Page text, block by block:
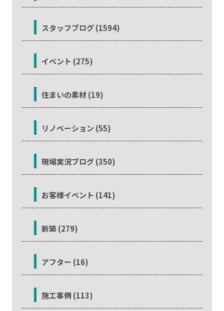
スタッフブログ (1594)
イベント (275)
住まいの素材 (19)
リノベーション (55)
現場実況ブログ (350)
お客様イベント (141)
新築 (279)
アフター (16)
施工事例 (113)